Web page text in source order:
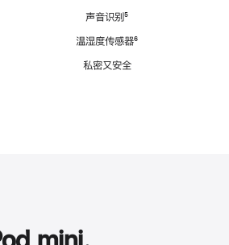
声音识别脚
⁵
温湿度传感器脚
⁶
私密又安全